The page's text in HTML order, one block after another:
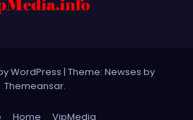
WordPress | Theme: Newses by
Themeansar.
Home VipMedia